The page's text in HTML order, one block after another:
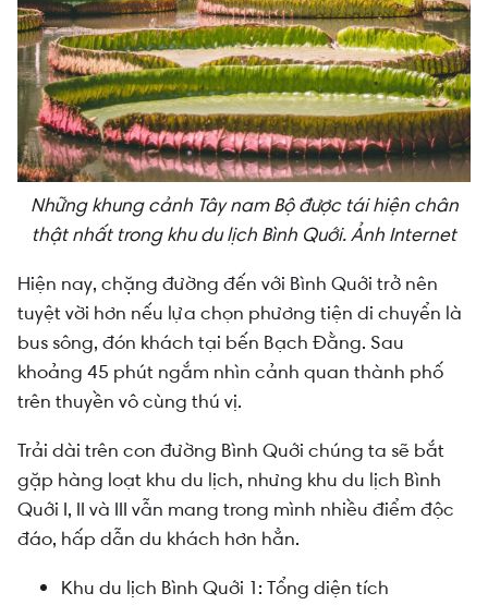
Những khung cảnh Tây nam Bộ được tái hiện chân
thật nhất trong khu du lịch Bình Quới. Ảnh Internet
Hiện nay, chặng đường đến với Bình Quới trở nên
tuyệt vời hơn nếu lựa chọn phương tiện di chuyển là
bus sông, đón khách tại bến Bạch Đằng. Sau
khoảng 45 phút ngắm nhìn cảnh quan thành phố
trên thuyền vô cùng thú vị.
Trải dài trên con đường Bình Quới chúng ta sẽ bắt
gặp hàng loạt khu du lịch, nhưng khu du lịch Bình
Quới I, II và III vẫn mang trong mình nhiều điểm độc
đáo, hấp dẫn du khách hơn hẳn.
Khu du lịch Bình Quới 1: Tổng diện tích